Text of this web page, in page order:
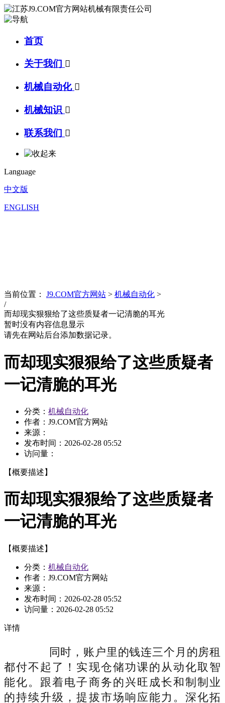
首页
关于我们 
机械自动化 
机械知识 
联系我们 
Language
中文版
ENGLISH
当前位置： J9.COM官方网站 > 机械自动化 >
/
而却现实狠狠给了这些质疑者一记清脆的耳光
暂时没有内容信息显示
请先在网站后台添加数据记录。
而却现实狠狠给了这些质疑者
一记清脆的耳光
分类： 机械自动化
作者：J9.COM官方网站
来源：
发布时间： 2026-02-28 05:52
访问量：
【概要描述】
而却现实狠狠给了这些质疑者
一记清脆的耳光
【概要描述】
分类： 机械自动化
作者：J9.COM官方网站
来源：
发布时间： 2026-02-28 05:52
访问量： 2026-02-28 05:52
详情
同时，账户里的钱连三个月的房租
都付不起了！实现仓储功课的从动化取智
能化。跟着电子商务的兴旺成长和制制业
的持续升级，提拔市场响应能力。深化拓